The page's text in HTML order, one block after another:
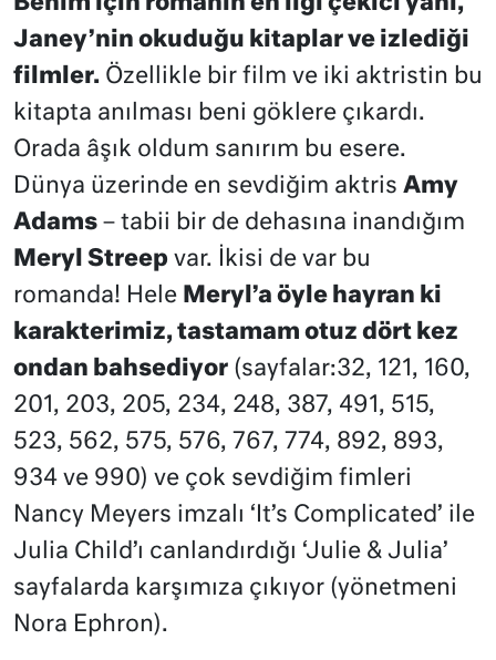
Janey’nin okuduğu kitaplar ve izlediği
filmler. Özellikle bir film ve iki aktristin bu
kitapta anılması beni göklere çıkardı.
Orada âşık oldum sanırım bu esere.
Dünya üzerinde en sevdiğim aktris Amy
Adams – tabii bir de dehasına inandığım
Meryl Streep var. İkisi de var bu
romanda! Hele Meryl’a öyle hayran ki
karakterimiz, tastamam otuz dört kez
ondan bahsediyor (sayfalar:32, 121, 160,
201, 203, 205, 234, 248, 387, 491, 515,
523, 562, 575, 576, 767, 774, 892, 893,
934 ve 990) ve çok sevdiğim fimleri
Nancy Meyers imzalı ‘It’s Complicated’ ile
Julia Child’ı canlandırdığı ‘Julie & Julia’
sayfalarda karşımıza çıkıyor (yönetmeni
Nora Ephron).